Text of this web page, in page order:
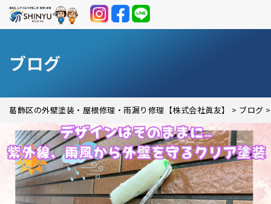
ブログ
葛飾区の外壁塗装・屋根修理・雨漏り修理【株式会社眞友】 > ブログ